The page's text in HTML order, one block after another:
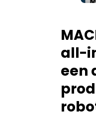
all-
een